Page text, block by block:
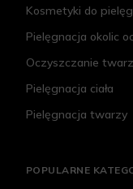
Kosmetyki do
Pielęgnacja okolic
Oczyszczanie
Pielęgnacja ciała
Pielęgnacja twarzy
POPULARNE